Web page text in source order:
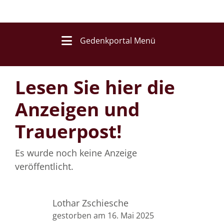
Gedenkportal Menü
Lesen Sie hier die
Anzeigen und
Trauerpost!
Es wurde noch keine Anzeige
veröffentlicht.
Lothar Zschiesche
gestorben am 16. Mai 2025